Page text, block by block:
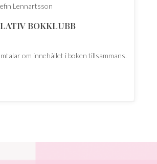
Lennartsson
BOKKLUBB
om innehållet i boken tillsammans.